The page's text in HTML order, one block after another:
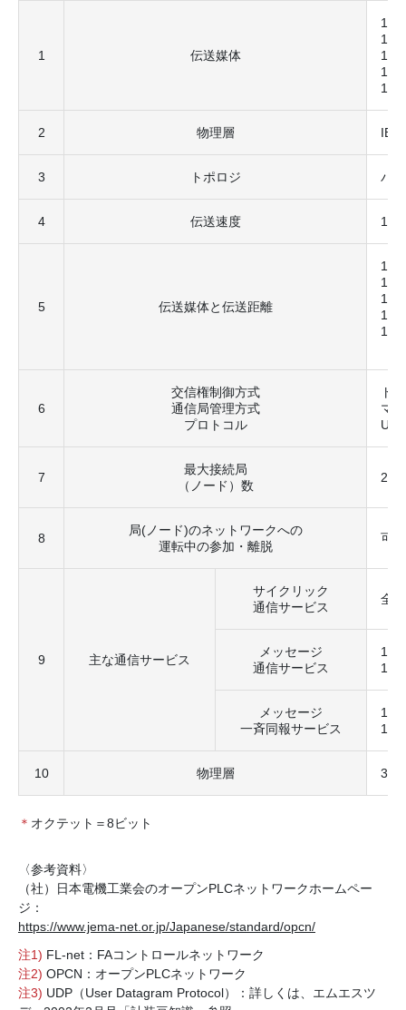
1 伝送媒体
2 物理層
3 トポロジ バス
4 伝送速度
5 伝送媒体と伝送距離
6
交信権制御方式
通信局管理方式
プロトコル
ト
マ
7
最大接続局
（ノード）数
254
8
局(ノード)のネットワークへの
運転中の参加・離脱
可能
9 主な通信サービス
サイクリック
通信サービス
全
メッセージ
通信サービス
1：
1フ
メッセージ
一斉同報サービス
1：
1回
10 物理層 32
＊ オクテット＝8ビット
〈参考資料〉
（社）日本電機工業会のオープンPLCネットワークホームペー
ジ：
https://www.jema-net.or.jp/Japanese/standard/opcn/
注1) FL-net：FAコントロールネットワーク
注2) OPCN：オープンPLCネットワーク
注3) UDP（User Datagram Protocol）：詳しくは、エムエスツ